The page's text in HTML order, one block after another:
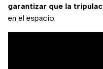
garantizar que la
en el espacio.